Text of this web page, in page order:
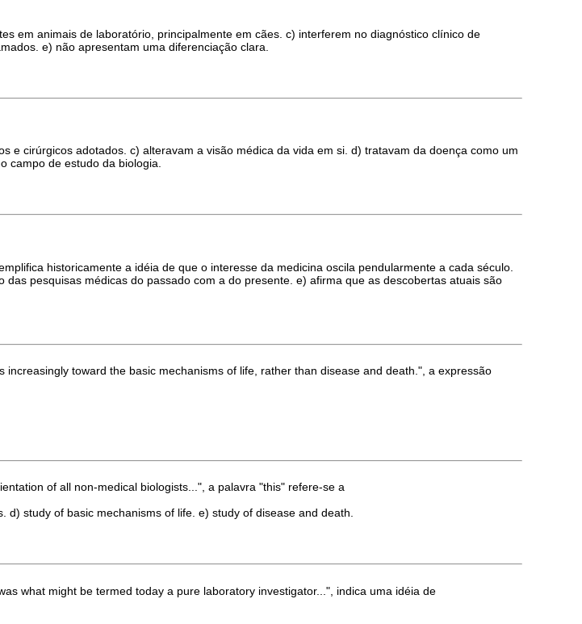
em animais de laboratório, principalmente em cães. c) interferem no diagnóstico clínico de
e) não apresentam uma diferenciação clara.
cirúrgicos adotados. c) alteravam a visão médica da vida em si. d) tratavam da doença como um
campo de estudo da biologia.
historicamente a idéia de que o interesse da medicina oscila pendularmente a cada século.
pesquisas médicas do passado com a do presente. e) afirma que as descobertas atuais são
toward the basic mechanisms of life, rather than disease and death.", a expressão
of all non-medical biologists...", a palavra "this" refere-se a
study of basic mechanisms of life. e) study of disease and death.
what might be termed today a pure laboratory investigator...", indica uma idéia de